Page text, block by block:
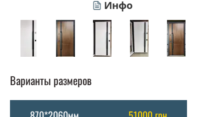
Инфо
Варианты размеров